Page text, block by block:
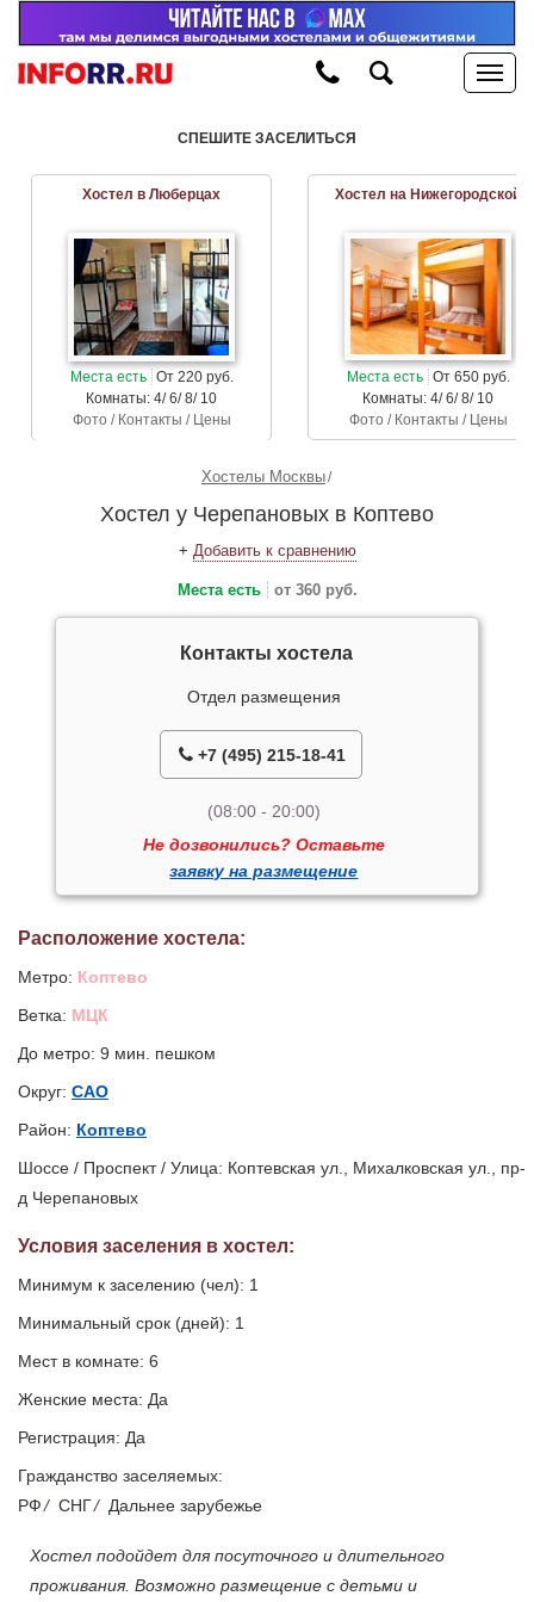
СПЕШИТЕ ЗАСЕЛИТЬСЯ
Хостел в Люберцах
Места есть От 220 руб.
Комнаты: 4/ 6/ 8/ 10
Фото / Контакты / Цены
Хостел на Нижегородской
Места есть От 650 руб.
Комнаты: 4/ 6/ 8/ 10
Фото / Контакты / Цены
Хостелы Москвы
Хостел у Черепановых в Коптево
+ Добавить к сравнению
Места есть от 360 руб.
Контакты хостела
Отдел размещения
+7 (495) 215-18-41
(08:00 - 20:00)
Не дозвонились? Оставьте
заявку на размещение
Расположение хостела:
Метро: Коптево
Ветка: МЦК
До метро: 9 мин. пешком
Округ: САО
Район: Коптево
Шоссе / Проспект / Улица: Коптевская ул., Михалковская ул., пр-
д Черепановых
Условия заселения в хостел:
Минимум к заселению (чел): 1
Минимальный срок (дней): 1
Мест в комнате: 6
Женские места: Да
Регистрация: Да
Гражданство заселяемых:
РФ/ СНГ/ Дальнее зарубежье
Хостел подойдет для посуточного и длительного
проживания. Возможно размещение с детьми и